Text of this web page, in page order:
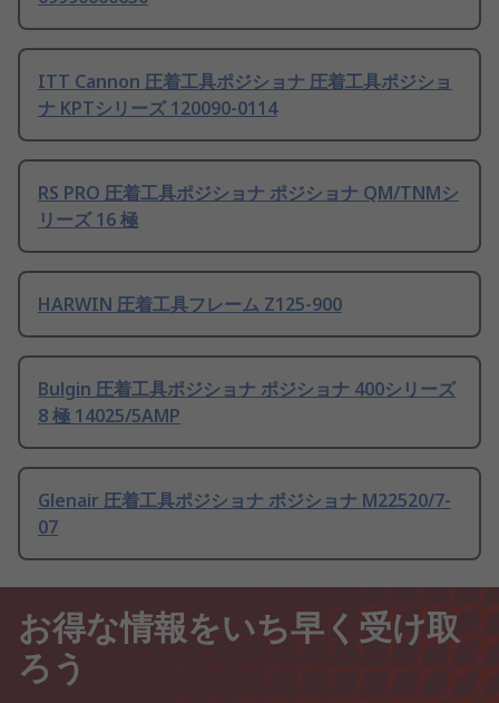
ITT Cannon 圧着工具ポジショナ 圧着工具ポジショ
ナ KPTシリーズ 120090-0114
RS PRO 圧着工具ポジショナ ポジショナ QM/TNMシ
リーズ 16 極
HARWIN 圧着工具フレーム Z125-900
Bulgin 圧着工具ポジショナ ポジショナ 400シリーズ
8 極 14025/5AMP
Glenair 圧着工具ポジショナ ポジショナ M22520/7-
07
お得な情報をいち早く受け取
ろう